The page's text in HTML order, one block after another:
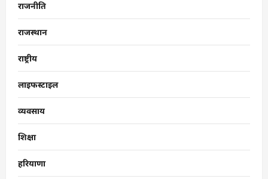
राजनीति
राजस्थान
राष्ट्रीय
लाइफस्टाइल
व्यवसाय
शिक्षा
हरियाणा